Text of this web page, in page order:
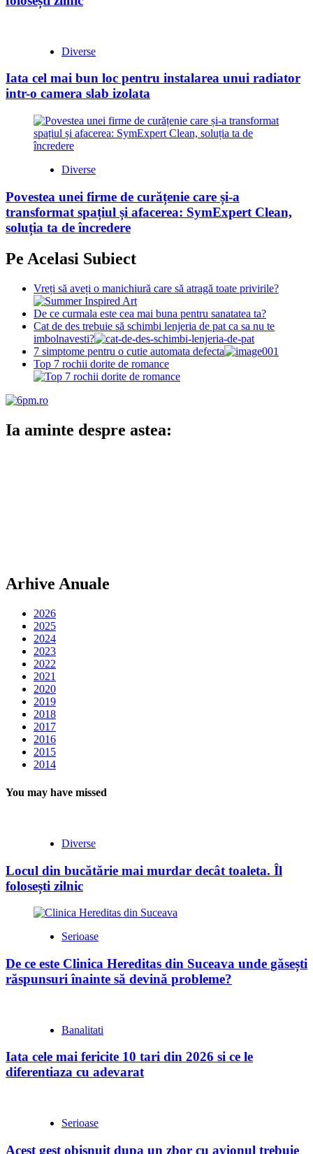
Diverse
Iata cel mai bun loc pentru instalarea unui radiator
intr-o camera slab izolata
Diverse
Povestea unei firme de curățenie care și-a
transformat spațiul și afacerea: SymExpert Clean,
soluția ta de încredere
Pe Acelasi Subiect
Vreți să aveți o manichiură care să atragă toate privirile?
De ce curmala este cea mai buna pentru sanatatea ta?
Cat de des trebuie să schimbi lenjeria de pat ca sa nu te
imbolnavesti?
7 simptome pentru o cutie automata defecta
Top 7 rochii dorite de romance
Ia aminte despre astea:
Arhive Anuale
2026
2025
2024
2023
2022
2021
2020
2019
2018
2017
2016
2015
2014
You may have missed
Diverse
Locul din bucătărie mai murdar decât toaleta. Îl
folosești zilnic
Serioase
De ce este Clinica Hereditas din Suceava unde găsești
răspunsuri înainte să devină probleme?
Banalitati
Iata cele mai fericite 10 tari din 2026 si ce le
diferentiaza cu adevarat
Serioase
Acest gest obisnuit dupa un zbor cu avionul trebuie